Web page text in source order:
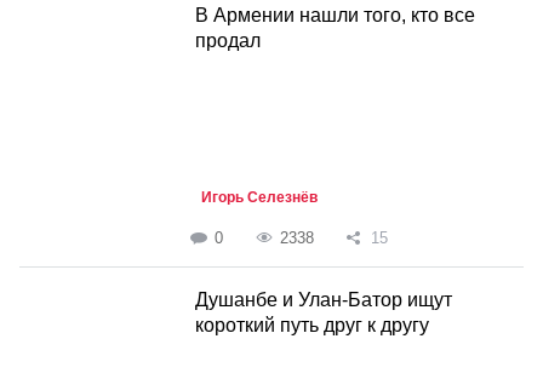
В Армении нашли того, кто все
продал
Игорь Селезнёв
0 2338 15
Душанбе и Улан-Батор ищут
короткий путь друг к другу